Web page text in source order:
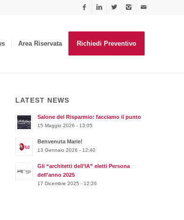
Area Riservata Richiedi Preventivo
LATEST NEWS
Salone del Risparmio: facciamo il punto
15 Maggio 2026 - 13:05
Benvenuta Marie!
13 Gennaio 2026 - 12:40
Gli “architetti dell’IA” eletti Persona
dell’anno 2025
17 Dicembre 2025 - 12:26